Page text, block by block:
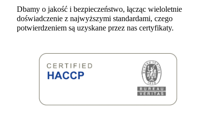
Dbamy o jakość i bezpieczeństwo, łącząc wieloletnie
doświadczenie z najwyższymi standardami, czego
potwierdzeniem są uzyskane przez nas certyfikaty.